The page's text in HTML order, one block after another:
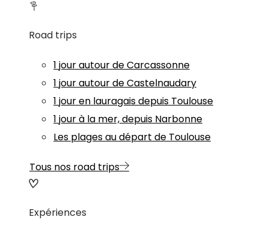
Road trips
1 jour autour de Carcassonne
1 jour autour de Castelnaudary
1 jour en lauragais depuis Toulouse
1 jour à la mer, depuis Narbonne
Les plages au départ de Toulouse
Tous nos road trips
Expériences